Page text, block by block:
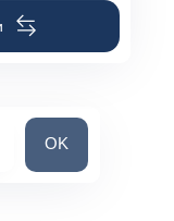
Търсене на
OK